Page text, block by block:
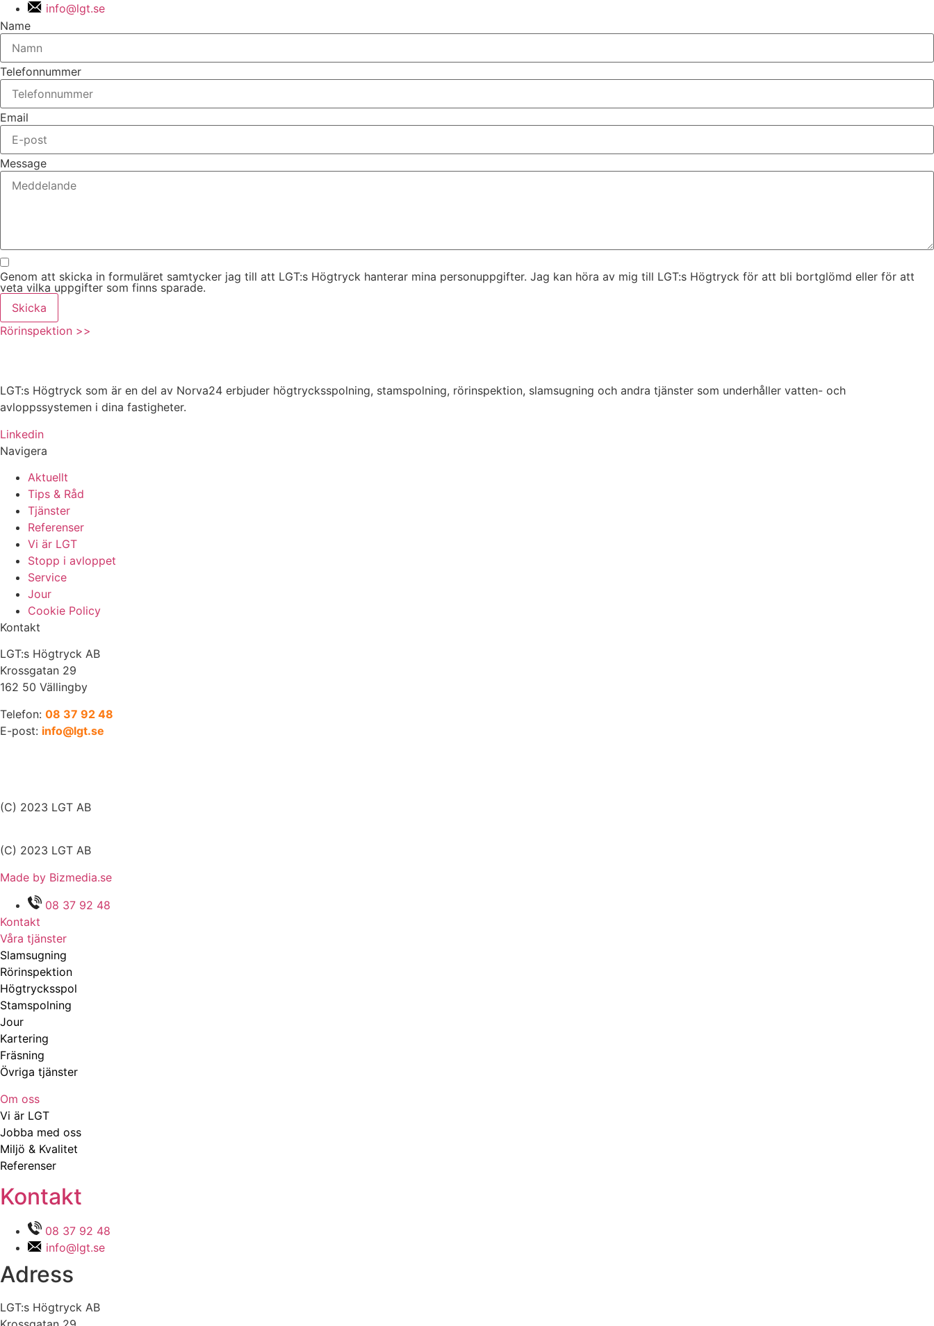
info@lgt.se
Name
Telefonnummer
Email
Message
Genom att skicka in formuläret samtycker jag till att LGT:s Högtryck hanterar mina personuppgifter. Jag kan höra av mig till LGT:s Högtryck för att bli bortglömd eller för att
veta vilka uppgifter som finns sparade.
Skicka
Rörinspektion >>
LGT:s Högtryck som är en del av Norva24 erbjuder högtrycksspolning, stamspolning, rörinspektion, slamsugning och andra tjänster som underhåller vatten- och
avloppssystemen i dina fastigheter.
Linkedin
Navigera
Aktuellt
Tips & Råd
Tjänster
Referenser
Vi är LGT
Stopp i avloppet
Service
Jour
Cookie Policy
Kontakt
LGT:s Högtryck AB
Krossgatan 29
162 50 Vällingby
Telefon: 08 37 92 48
E-post: info@lgt.se
(C) 2023 LGT AB
(C) 2023 LGT AB
Made by Bizmedia.se
08 37 92 48
Kontakt
Våra tjänster
Slamsugning
Rörinspektion
Högtrycksspol
Stamspolning
Jour
Kartering
Fräsning
Övriga tjänster
Om oss
Vi är LGT
Jobba med oss
Miljö & Kvalitet
Referenser
Kontakt
08 37 92 48
info@lgt.se
Adress
LGT:s Högtryck AB